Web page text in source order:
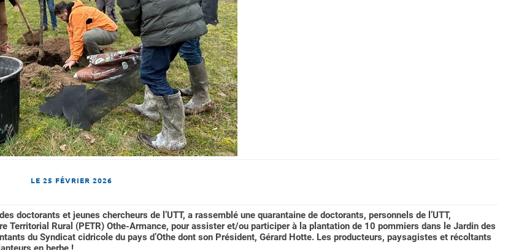
LE 25 FÉVRIER 2026
doctorants et jeunes chercheurs de l’UTT, a rassemblé une quarantaine de doctorants, personnels de l’UTT,
Territorial Rural (PETR) Othe-Armance, pour assister et/ou participer à la plantation de 10 pommiers dans le Jardin des
du Syndicat cidricole du pays d’Othe dont son Président, Gérard Hotte. Les producteurs, paysagistes et récoltants